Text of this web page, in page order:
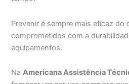
Prevenir é sempre mais eficaz do
comprometidos com a
equipamentos.
NaAmericana Assistência